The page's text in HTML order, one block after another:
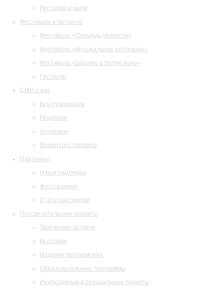
Ресторан и кафе
Фестивали и гастроли
Фестиваль «Площадь Искусств»
Фестиваль «Музыкальная коллекция»
Фестиваль «Барокко в белую ночь»
Гастроли
СМИ о нас
Все публикации
Рецензии
Интервью
Время Шостаковича
Партнеры
Наши партнеры
Фотогалерея
Стать партнером
Просветительские проекты
Творческие встречи
Выставки
Издания филармонии
Образовательные программы
Инклюзивные и специальные проекты